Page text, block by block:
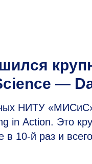
—
НИТУ
in Action. Это
в 10-й раз и